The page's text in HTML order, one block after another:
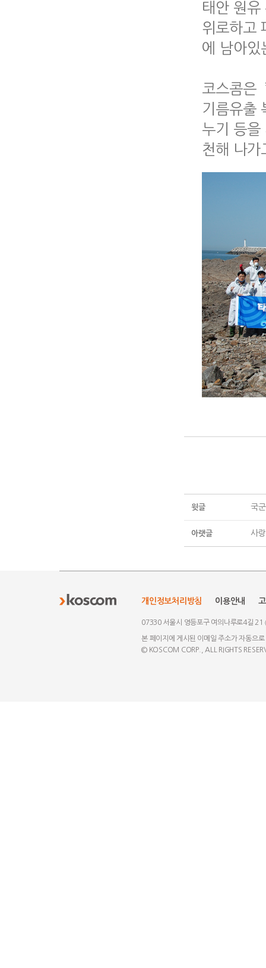
태안 원유
위로하고
에 남아있
코스콤은
기름유출
누기 등을
천해 나가
윗글 국
아랫글 사
개인정보처리방침 이용안내
07330 서울시 영등포구 여의나루로4길 21
본 페이지에 게시된 이메일 주소가 자동으
© KOSCOM CORP., ALL RIGHTS